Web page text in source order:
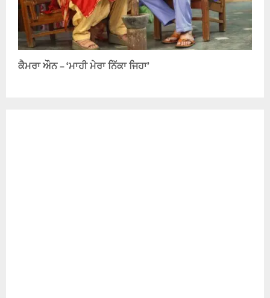
ਕੈਮਰਾ ਔਨ – ‘ਮਾਹੀ ਮੇਰਾ ਨਿੱਕਾ ਜਿਹਾ’